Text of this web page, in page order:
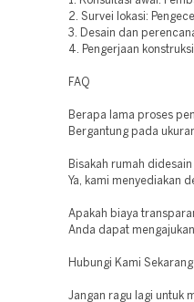
2. Survei lokasi:
3. Desain dan
4. Pengerjaan
FAQ
Berapa lama proses
Bergantung pada
Bisakah rumah
Ya, kami menyediakan
Apakah biaya
Anda dapat
Hubungi Kami
Jangan ragu lagi untuk